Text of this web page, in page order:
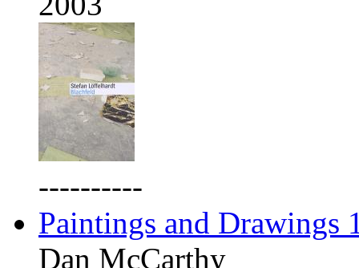
----------
Paintings and Drawings
Dan McCarthy